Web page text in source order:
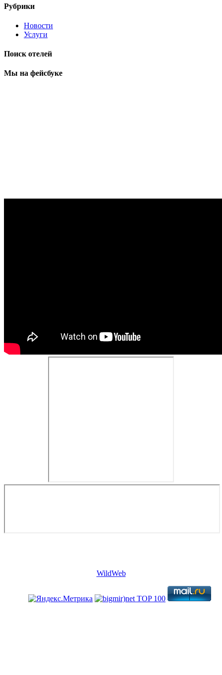
Рубрики
Новости
Услуги
Поиск отелей
Мы на фейсбуке
WildWeb